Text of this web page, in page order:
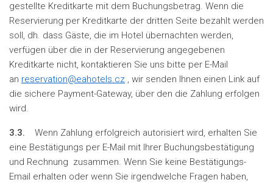
gestellte Kreditkarte mit dem Buchungsbetrag. Wenn die
Reservierung per Kreditkarte der dritten Seite bezahlt werden
soll, dh. dass Gäste, die im Hotel übernachten werden,
verfügen über die in der Reservierung angegebenen
Kreditkarte nicht, kontaktieren Sie uns bitte per E-Mail
an reservation@eahotels.cz , wir senden Ihnen einen Link auf
die sichere Payment-Gateway, über den die Zahlung erfolgen
wird.
3.3. Wenn Zahlung erfolgreich autorisiert wird, erhalten Sie
eine Bestätigungs per E-Mail mit Ihrer Buchungsbestätigung
und Rechnung zusammen. Wenn Sie keine Bestätigungs-
Email erhalten oder wenn Sie irgendwelche Fragen haben,